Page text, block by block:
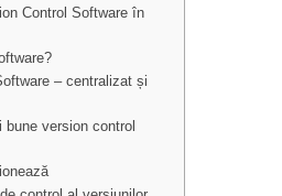
Control Software în
– centralizat și
version control